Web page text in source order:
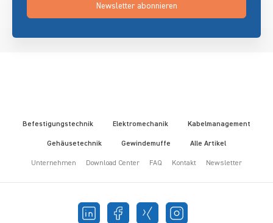
Newsletter abonnieren
Befestigungstechnik Elektromechanik Kabelmanagement
Gehäusetechnik Gewindemuffe Alle Artikel
Unternehmen Download Center FAQ Kontakt Newsletter